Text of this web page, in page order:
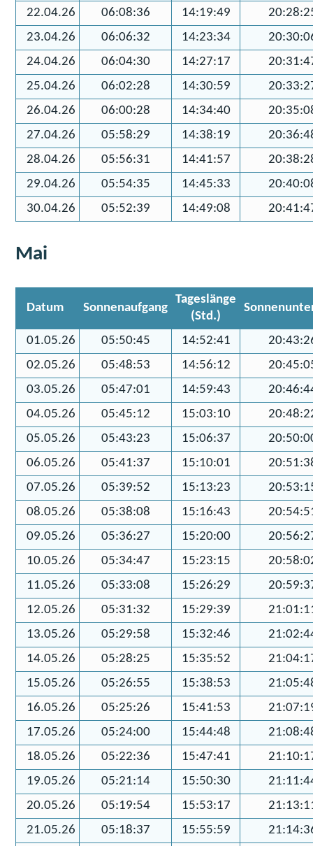
22.04.26
06:08:36 14:19:49
23.04.26
06:06:32 14:23:34
24.04.26
06:04:30 14:27:17
25.04.26
06:02:28 14:30:59
26.04.26
06:00:28 14:34:40
27.04.26
05:58:29 14:38:19
28.04.26
05:56:31 14:41:57
29.04.26
05:54:35 14:45:33
30.04.26
05:52:39 14:49:08
Mai
Datum Sonnenaufgang
Tageslänge
(Std.)
01.05.26 05:50:45 14:52:41
02.05.26
05:48:53 14:56:12
03.05.26
05:47:01 14:59:43
04.05.26
05:45:12 15:03:10
05.05.26
05:43:23 15:06:37
06.05.26
05:41:37 15:10:01
07.05.26
05:39:52 15:13:23
08.05.26
05:38:08 15:16:43
09.05.26
05:36:27 15:20:00
10.05.26
05:34:47 15:23:15
11.05.26
05:33:08 15:26:29
12.05.26
05:31:32 15:29:39
13.05.26
05:29:58 15:32:46
14.05.26
05:28:25 15:35:52
15.05.26
05:26:55 15:38:53
16.05.26
05:25:26 15:41:53
17.05.26
05:24:00 15:44:48
18.05.26
05:22:36 15:47:41
19.05.26
05:21:14 15:50:30
20.05.26
05:19:54 15:53:17
21.05.26
05:18:37 15:55:59